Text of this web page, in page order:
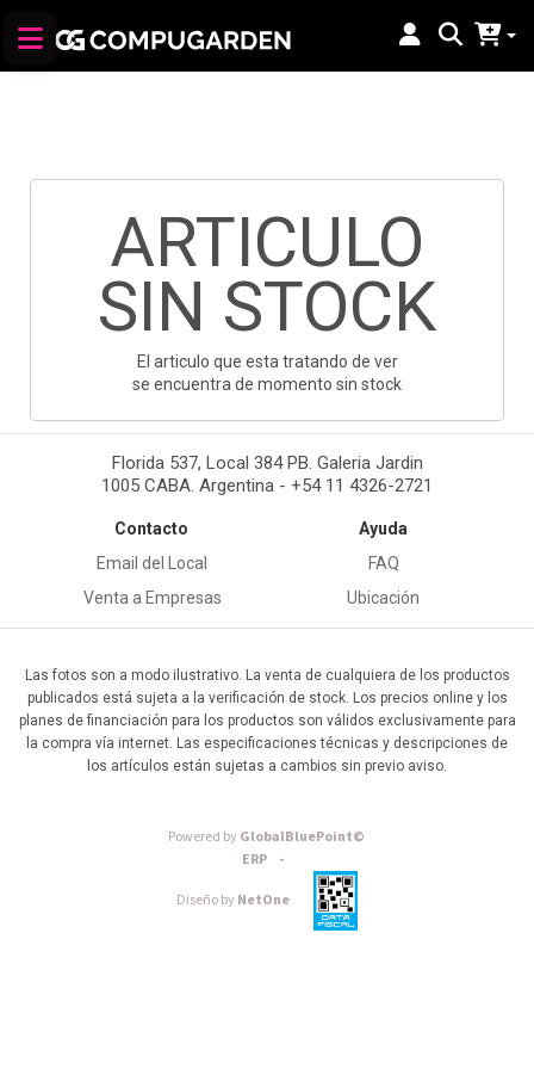
ARTICULO
SIN STOCK
El articulo que esta tratando de ver
se encuentra de momento sin stock
Florida 537, Local 384 PB. Galeria Jardin
1005 CABA. Argentina - +54 11 4326-2721
Contacto
Email del Local
Venta a Empresas
Ayuda
FAQ
Ubicación
Las fotos son a modo ilustrativo. La venta de cualquiera de los productos
publicados está sujeta a la verificación de stock. Los precios online y los
planes de financiación para los productos son válidos exclusivamente para
la compra vía internet. Las especificaciones técnicas y descripciones de
los artículos están sujetas a cambios sin previo aviso.
Powered byGlobalBluePoint©
ERP -
Diseño byNetOne